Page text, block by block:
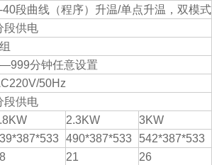
40段曲线（程序）升温/单点升温，双模式
段供电
分钟任意设置
50Hz
段供电
2.3KW
3KW
490*387*533
542*387*533
21
26